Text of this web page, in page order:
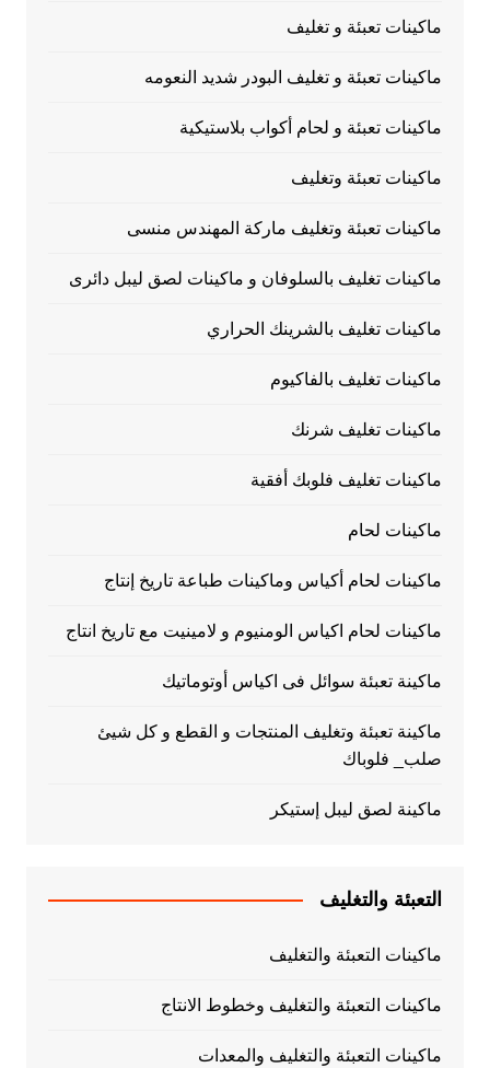
ماكينات تعبئة و تغليف
ماكينات تعبئة و تغليف البودر شديد النعومه
ماكينات تعبئة و لحام أكواب بلاستيكية
ماكينات تعبئة وتغليف
ماكينات تعبئة وتغليف ماركة المهندس منسى
ماكينات تغليف بالسلوفان و ماكينات لصق ليبل دائرى
ماكينات تغليف بالشرينك الحراري
ماكينات تغليف بالفاكيوم
ماكينات تغليف شرنك
ماكينات تغليف فلوبك أفقية
ماكينات لحام
ماكينات لحام أكياس وماكينات طباعة تاريخ إنتاج
ماكينات لحام اكياس الومنيوم و لامينيت مع تاريخ انتاج
ماكينة تعبئة سوائل فى اكياس أوتوماتيك
ماكينة تعبئة وتغليف المنتجات و القطع و كل شيئ
صلب_ فلوباك
ماكينة لصق ليبل إستيكر
التعبئة والتغليف
ماكينات التعبئة والتغليف
ماكينات التعبئة والتغليف وخطوط الانتاج
ماكينات التعبئة والتغليف والمعدات